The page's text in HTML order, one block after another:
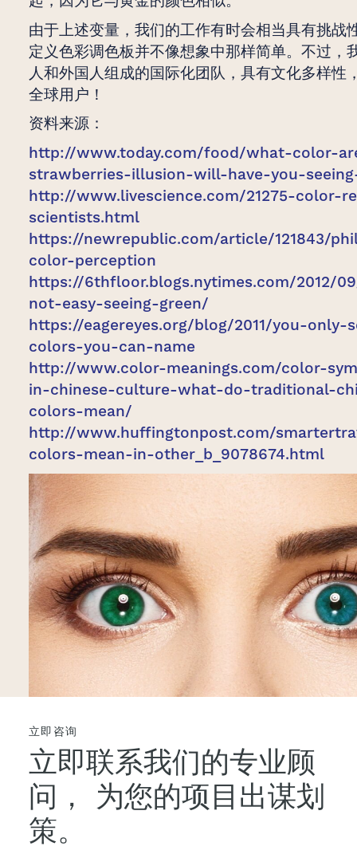
由于上述变量，我们的工作有时会相当具有挑战
定义色彩调色板并不像想象中那样简单。不过，
人和外国人组成的国际化团队，具有文化多样性
全球用户！
资料来源：
http://www.today.com/food/what-color-
strawberries-illusion-will-have-you-
http://www.livescience.com/21275-color-
scientists.html
https://newrepublic.com/article/121843/
color-perception
https://6thfloor.blogs.nytimes.com/2012/
not-easy-seeing-green/
https://eagereyes.org/blog/2011/you-only-
colors-you-can-name
http://www.color-meanings.com/color-
in-chinese-culture-what-do-traditional-
colors-mean/
http://www.huffingtonpost.com/
colors-mean-in-other_b_9078674.html
立即咨询
立即联系我们的专业顾
问，
为您的项目出谋划
策。